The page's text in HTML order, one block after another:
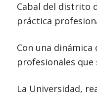
Cabal del distrito
práctica
Con una
profesionales que
La Universidad,